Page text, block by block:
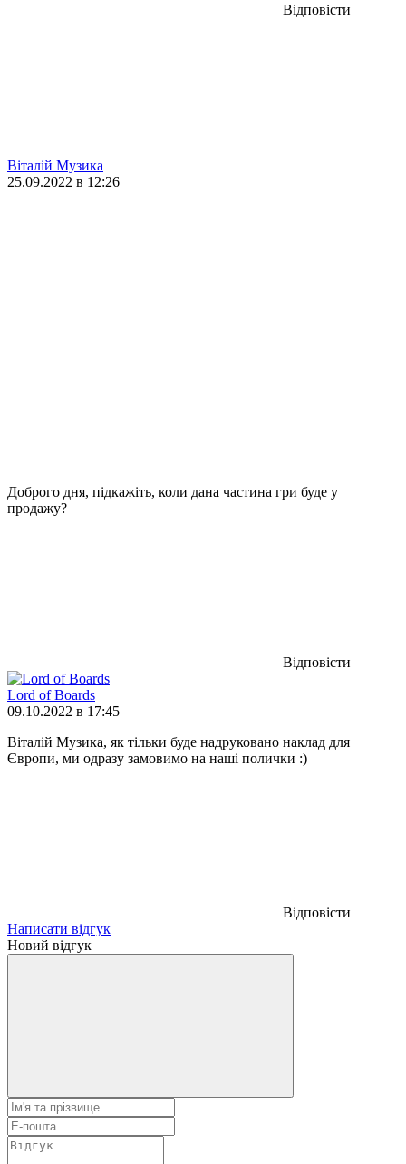
Відповісти
Віталій Музика
25.09.2022 в 12:26
Доброго дня, підкажіть, коли дана частина гри буде у
продажу?
Відповісти
Lord of Boards
09.10.2022 в 17:45
Віталій Музика, як тільки буде надруковано наклад для
Європи, ми одразу замовимо на наші полички :)
Відповісти
Написати відгук
Новий відгук